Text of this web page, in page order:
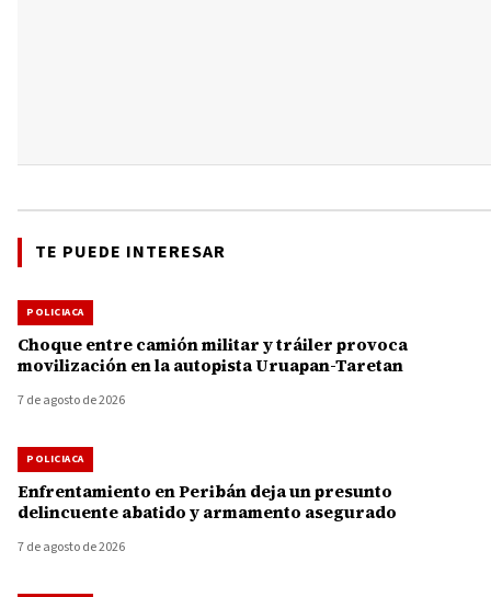
TE PUEDE INTERESAR
POLICIACA
Choque entre camión militar y tráiler provoca
movilización en la autopista Uruapan-Taretan
7 de agosto de 2026
POLICIACA
Enfrentamiento en Peribán deja un presunto
delincuente abatido y armamento asegurado
7 de agosto de 2026